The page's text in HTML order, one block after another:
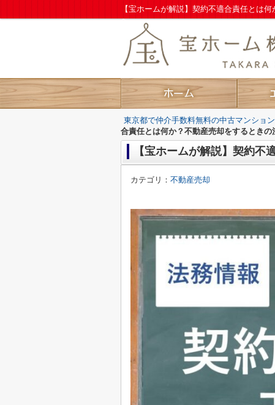
【宝ホームが解説】契約不適合責任とは
へ
東京都で仲介手数料無料の中古マンショ
合責任とは何か？不動産売却をするときの
【宝ホームが解説】契約
カテゴリ： 不動産売却